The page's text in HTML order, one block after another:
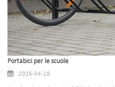
organizzazione.
Portabici per le scuole
2026-04-28